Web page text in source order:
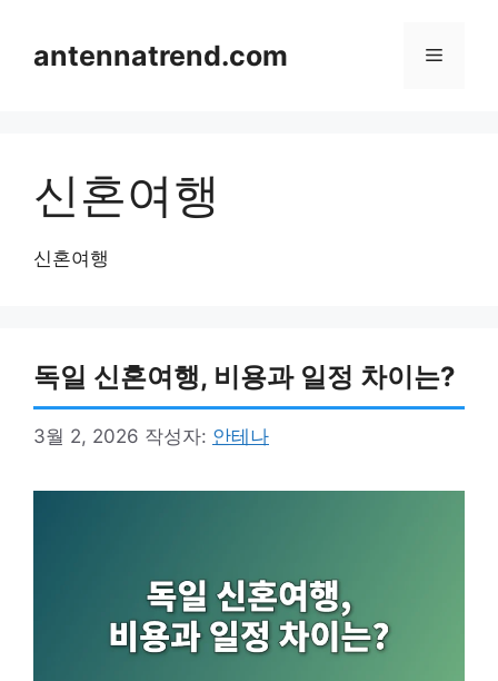
antennatrend.com 메
신혼여행
신혼여행
독일 신혼여행, 비용과 일정 차이는?
3월 2, 2026 작성자: 안테나